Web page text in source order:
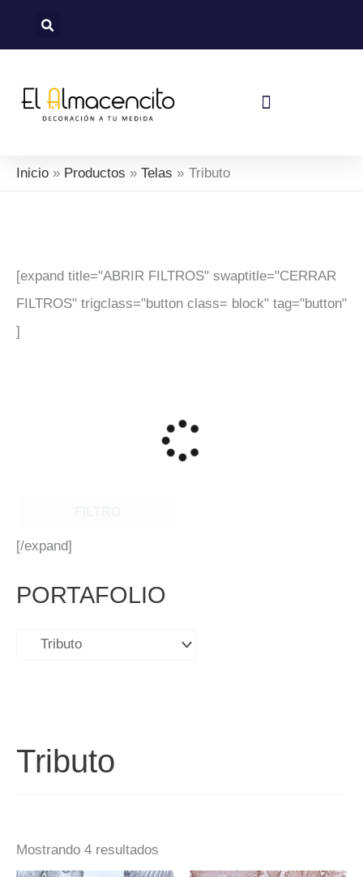
Inicio Productos Telas Tributo
[expand title="ABRIR FILTROS" swaptitle="CERRAR
FILTROS" trigclass="button class= block" tag="button"
]
[/expand]
PORTAFOLIO
Tributo
Mostrando 4 resultados